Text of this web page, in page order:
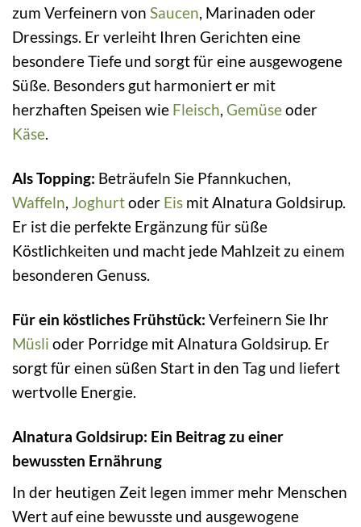
zum Verfeinern von Saucen, Marinaden oder
Dressings. Er verleiht Ihren Gerichten eine
besondere Tiefe und sorgt für eine ausgewogene
Süße. Besonders gut harmoniert er mit
herzhaften Speisen wie Fleisch, Gemüseoder
Käse.
Als Topping: Beträufeln Sie Pfannkuchen,
Waffeln, Joghurtoder Eis mit Alnatura Goldsirup.
Er ist die perfekte Ergänzung für süße
Köstlichkeiten und macht jede Mahlzeit zu einem
besonderen Genuss.
Für ein köstliches Frühstück: Verfeinern Sie Ihr
Müsli oder Porridge mit Alnatura Goldsirup. Er
sorgt für einen süßen Start in den Tag und liefert
wertvolle Energie.
Alnatura Goldsirup: Ein Beitrag zu einer
bewussten Ernährung
In der heutigen Zeit legen immer mehr Menschen
Wert auf eine bewusste und ausgewogene